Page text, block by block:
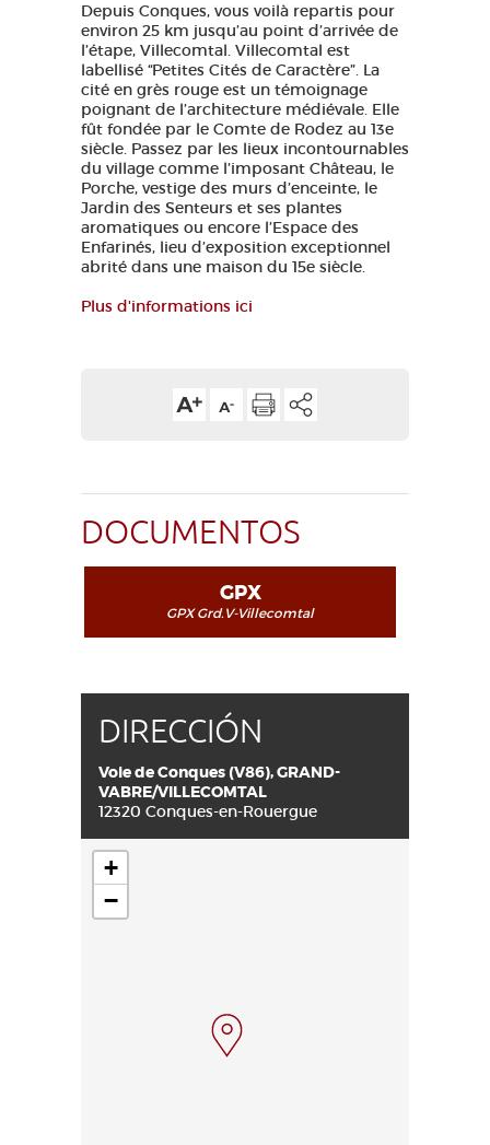
Depuis Conques, vous voilà repartis pour
environ 25 km jusqu’au point d’arrivée de
l’étape, Villecomtal. Villecomtal est
labellisé “Petites Cités de Caractère”. La
cité en grès rouge est un témoignage
poignant de l’architecture médiévale. Elle
fût fondée par le Comte de Rodez au 13e
siècle. Passez par les lieux incontournables
du village comme l’imposant Château, le
Porche, vestige des murs d’enceinte, le
Jardin des Senteurs et ses plantes
aromatiques ou encore l’Espace des
Enfarinés, lieu d’exposition exceptionnel
abrité dans une maison du 15e siècle.
Plus d'informations ici
DOCUMENTOS
GPX
GPX Grd.V-Villecomtal
DIRECCIÓN
Voie de Conques (V86), GRAND-
VABRE/VILLECOMTAL
12320 Conques-en-Rouergue
+
−